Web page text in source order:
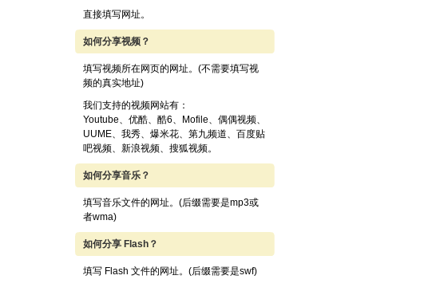
直接填写网址。
如何分享视频？
填写视频所在网页的网址。(不需要填写视
频的真实地址)
我们支持的视频网站有：
Youtube、优酷、酷6、Mofile、偶偶视频、
UUME、我秀、爆米花、第九频道、百度贴
吧视频、新浪视频、搜狐视频。
如何分享音乐？
填写音乐文件的网址。(后缀需要是mp3或
者wma)
如何分享 Flash？
填写 Flash 文件的网址。(后缀需要是swf)